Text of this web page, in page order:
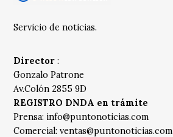
Servicio de noticias.
Director :
Gonzalo Patrone
Av.Colón 2855 9D
REGISTRO DNDA en trámite
Prensa: info@puntonoticias.com
Comercial:ventas@puntonoticias.com